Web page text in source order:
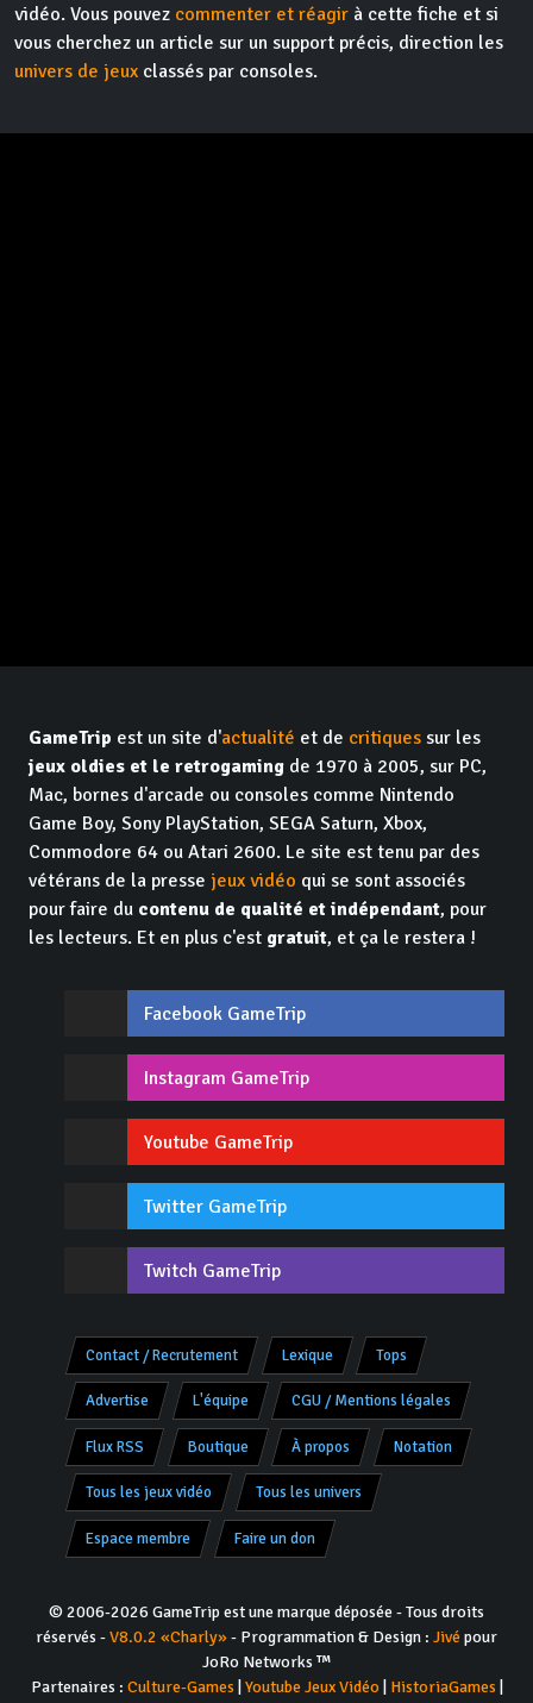
vidéo. Vous pouvez commenter et réagir à cette fiche et si
vous cherchez un article sur un support précis, direction les
univers de jeux classés par consoles.
GameTrip est un site d'actualité et de critiques sur les
jeux oldies et le retrogaming de 1970 à 2005, sur PC,
Mac, bornes d'arcade ou consoles comme Nintendo
Game Boy, Sony PlayStation, SEGA Saturn, Xbox,
Commodore 64 ou Atari 2600. Le site est tenu par des
vétérans de la presse jeux vidéo qui se sont associés
pour faire du contenu de qualité et indépendant, pour
les lecteurs. Et en plus c'est gratuit, et ça le restera !
Facebook GameTrip
Instagram GameTrip
Youtube GameTrip
Twitter GameTrip
Twitch GameTrip
Contact / Recrutement Lexique Tops
Advertise L'équipe CGU / Mentions légales
Flux RSS Boutique À propos Notation
Tous les jeux vidéo Tous les univers
Espace membre Faire un don
© 2006-2026 GameTrip est une marque déposée - Tous droits
réservés -V8.0.2 «Charly»- Programmation & Design : Jivépour
JoRo Networks ™
Partenaires : Culture-Games Youtube Jeux Vidéo| HistoriaGames